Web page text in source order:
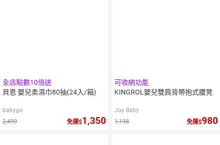
全店點數10倍送
貝恩 嬰兒柔濕巾80抽(24入/箱)
babygo
2,499
免運 1,350
可收納功能
KINGROL嬰兒雙肩背帶抱式腰凳
Joy Baby
1,198
免運 980